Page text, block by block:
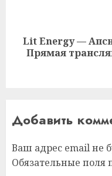
Следующая
Lit Energy —
Прямая
Добавить
Ваш адрес email не
Обязательные поля